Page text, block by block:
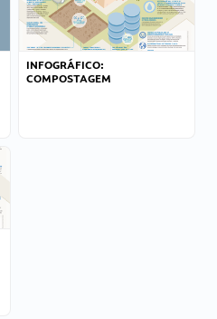
INFOGRÁFICO:
COMPOSTAGEM